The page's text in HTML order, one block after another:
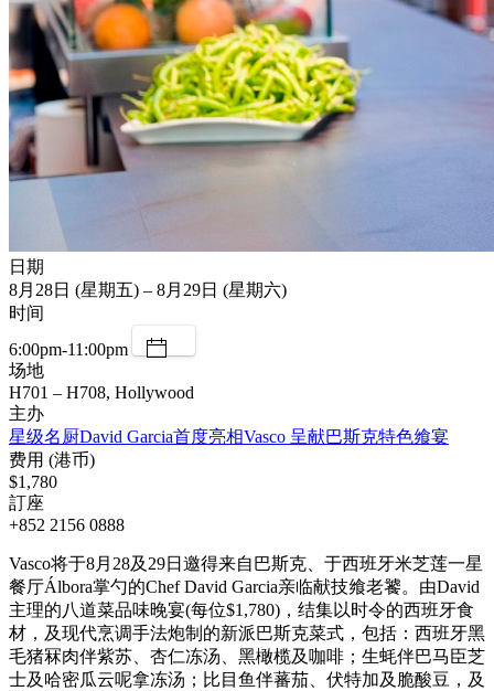
日期
8月28日 (星期五) – 8月29日 (星期六)
时间
6:00pm-11:00pm
场地
H701 – H708, Hollywood
主办
星级名厨David Garcia首度亮相Vasco 呈献巴斯克特色飨宴
费用 (港币)
$1,780
訂座
+852 2156 0888
Vasco将于8月28及29日邀得来自巴斯克、于西班牙米芝莲一星
餐厅Álbora掌勺的Chef David Garcia亲临献技飨老饕。由David
主理的八道菜品味晚宴(每位$1,780)，结集以时令的西班牙食
材，及现代烹调手法炮制的新派巴斯克菜式，包括：西班牙黑
毛猪冧肉伴紫苏、杏仁冻汤、黑橄榄及咖啡；生蚝伴巴马臣芝
士及哈密瓜云呢拿冻汤；比目鱼伴蕃茄、伏特加及脆酸豆，及